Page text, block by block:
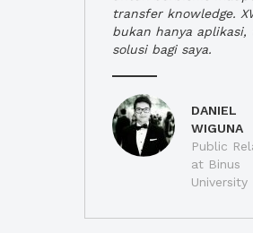
transfer knowledge.
bukan hanya aplikasi,
solusi bagi saya.
DANIEL
WIGUNA
Public
at Binus
University